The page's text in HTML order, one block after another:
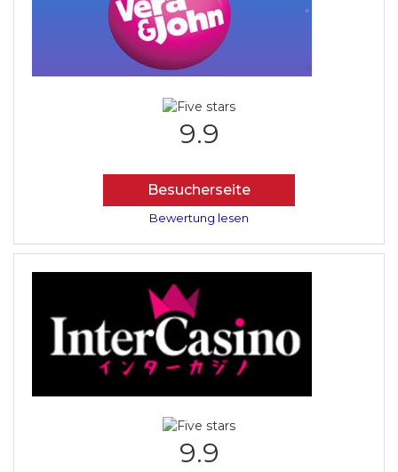
9.9
Besucherseite
Bewertung lesen
9.9